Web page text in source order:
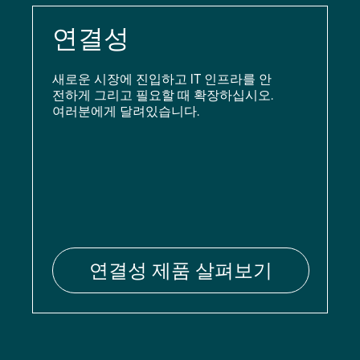
연결성
새로운 시장에 진입하고 IT 인프라를 안
전하게 그리고 필요할 때 확장하십시오.
여러분에게 달려있습니다.
연결성 제품 살펴보기